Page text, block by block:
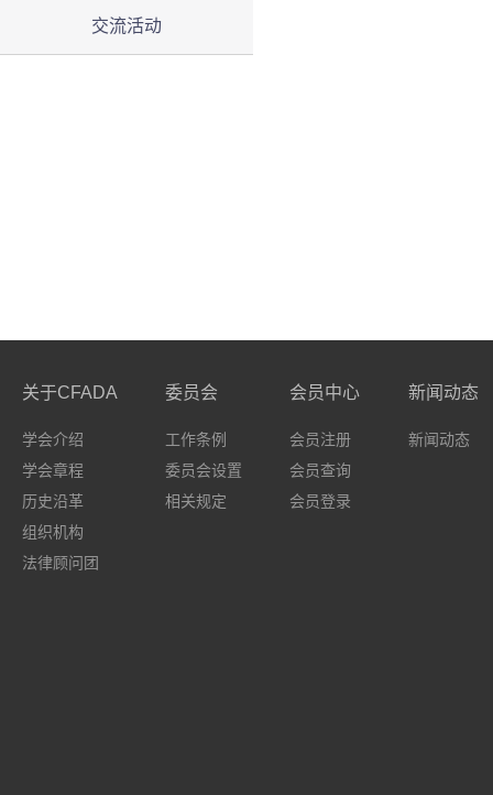
交流活动
关于CFADA
学会介绍
学会章程
历史沿革
组织机构
法律顾问团
委员会
工作条例
委员会设置
相关规定
会员中心
会员注册
会员查询
会员登录
新闻动态
新闻动态